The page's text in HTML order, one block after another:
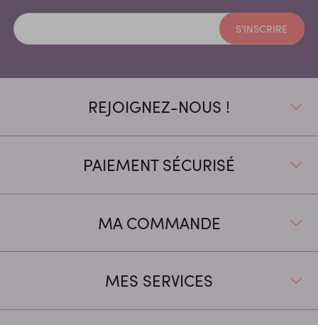
S'INSCRIRE
REJOIGNEZ-NOUS !
PAIEMENT SÉCURISÉ
MA COMMANDE
MES SERVICES